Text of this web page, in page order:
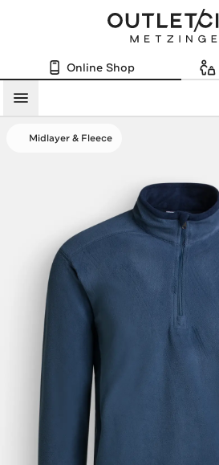
Online Shop
Menü
Midlayer & Fleece